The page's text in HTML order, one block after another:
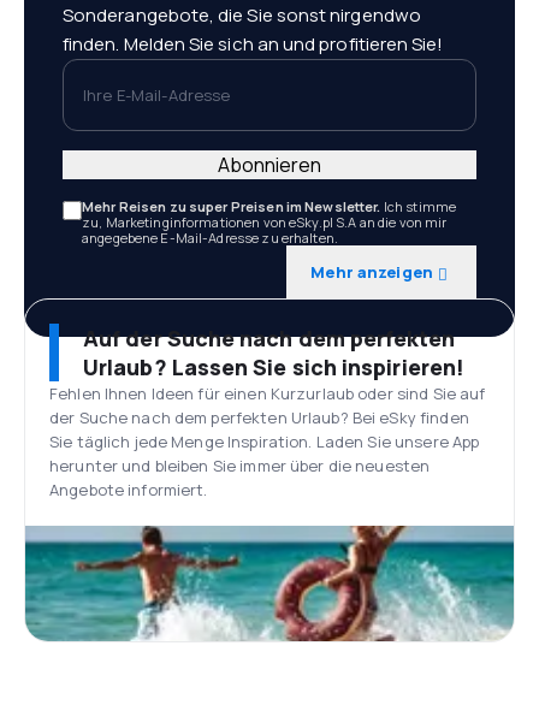
Sonderangebote, die Sie sonst nirgendwo
finden. Melden Sie sich an und profitieren Sie!
Ihre E-Mail-Adresse
Mehr Reisen zu super Preisen im Newsletter. Ich stimme
zu, Marketinginformationen von eSky.pl S.A an die von mir
angegebene E-Mail-Adresse zu erhalten.
Mehr anzeigen
Abonnieren
Auf der Suche nach dem perfekten
Urlaub? Lassen Sie sich inspirieren!
Fehlen Ihnen Ideen für einen Kurzurlaub oder sind Sie auf
der Suche nach dem perfekten Urlaub? Bei eSky finden
Sie täglich jede Menge Inspiration. Laden Sie unsere App
herunter und bleiben Sie immer über die neuesten
Angebote informiert.